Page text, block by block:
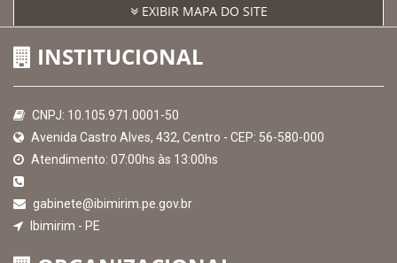
EXIBIR MAPA DO SITE
INSTITUCIONAL
CNPJ: 10.105.971.0001-50
Avenida Castro Alves, 432, Centro - CEP: 56-580-000
gabinete@ibimirim.pe.gov.br